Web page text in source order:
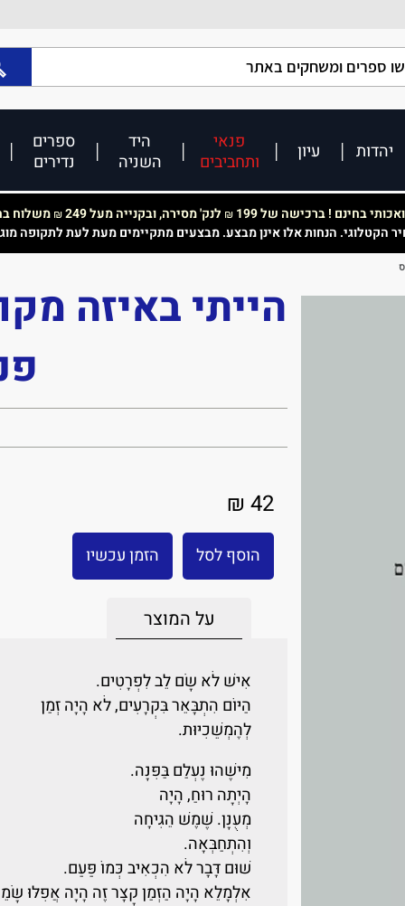
יהדות עיון
פנאי
ותחביבים
היד
השניה
ספרים
נדירים
בחינם ! ברכישה של 199 ₪ לנק' מסירה, ובקנייה מעל 249 ₪משלוח
הקטלוגי. הנחות אלו אינן מבצע. מבצעים מתקיימים מעת לעת לתקופה
הייתי באיזה
42 ₪
הוסף לסל הזמן עכשיו
על המוצר
אִישׁ לֹא שָׂם לֵב לִפְרָטִים.
הַיּוֹם הִתְבָּאֵר בִּקְרָעִים, לֹא הָיָה זְמַן
לְהֶמְשֵׁכִיּוּת.
מִישֶׁהוּ נֶעְלַם בַּפִּנָּה.
הָיְתָה רוּחַ, הָיָה
מְעֻנָּן. שֶׁמֶשׁ הֵגִיחָה
וְהִתְחַבְּאָה.
שׁוּם דָּבָר לֹא הִכְאִיב כְּמוֹ פַּעַם.
אִלְמָלֵא הָיָה הַזְּמַן קָצָר זֶה הָיָה אֲפִלּוּ